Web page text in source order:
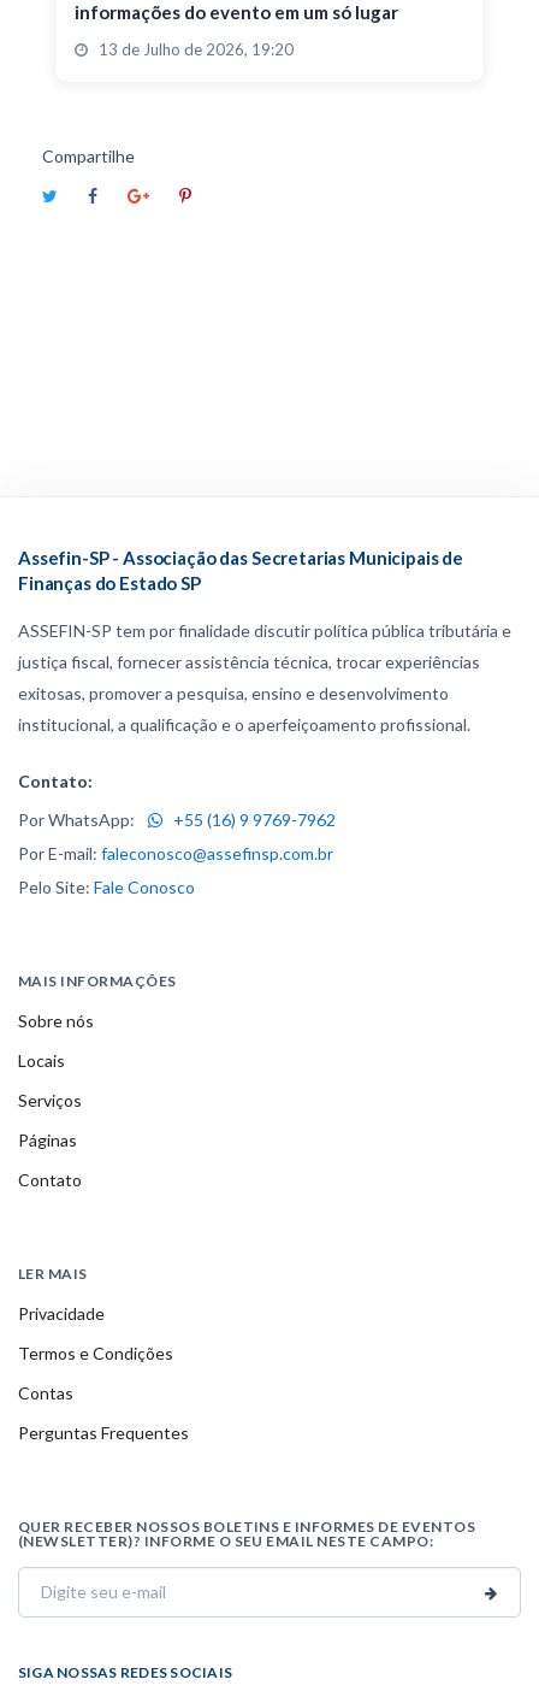
informações do evento em um só lugar
13 de Julho de 2026, 19:20
Compartilhe
Assefin-SP - Associação das Secretarias Municipais de
Finanças do Estado SP
ASSEFIN-SP tem por finalidade discutir política pública tributária e
justiça fiscal, fornecer assistência técnica, trocar experiências
exitosas, promover a pesquisa, ensino e desenvolvimento
institucional, a qualificação e o aperfeiçoamento profissional.
Contato:
Por WhatsApp:
+55 (16) 9 9769-7962
Por E-mail: faleconosco@assefinsp.com.br
Pelo Site: Fale Conosco
MAIS INFORMAÇÕES
Sobre nós
Locais
Serviços
Páginas
Contato
LER MAIS
Privacidade
Termos e Condições
Contas
Perguntas Frequentes
QUER RECEBER NOSSOS BOLETINS E INFORMES DE EVENTOS
(NEWSLETTER)? INFORME O SEU EMAIL NESTE CAMPO:
SIGA NOSSAS REDES SOCIAIS